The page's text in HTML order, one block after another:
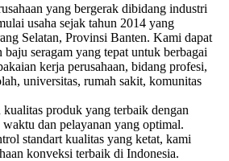
yang bergerak dibidang industri
usaha sejak tahun 2014 yang
Selatan, Provinsi Banten. Kami dapat
seragam yang tepat untuk berbagai
kerja perusahaan, bidang profesi,
universitas, rumah sakit, komunitas
produk yang terbaik dengan
dan pelayanan yang optimal.
standart kualitas yang ketat, kami
konveksi terbaik di Indonesia.